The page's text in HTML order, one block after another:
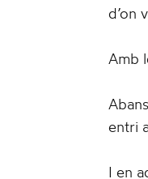
d’on
Amb
entri
I en